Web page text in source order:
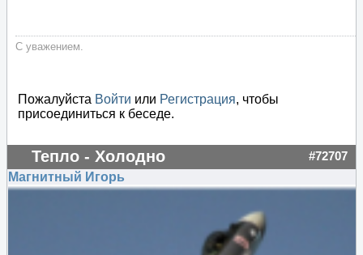
С уважением.
Пожалуйста Войти или Регистрация, чтобы
присоединиться к беседе.
Тепло - Холодно #72707
Магнитный Игорь